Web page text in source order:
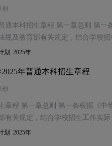
通本科招生章程 第一章总则 第
规及教育部有关规定，结合学校
划 2025年
年普通本科招生章程
章程 第一章总则 第一条根据《
有关规定，结合学校招生工作实
划 2025年